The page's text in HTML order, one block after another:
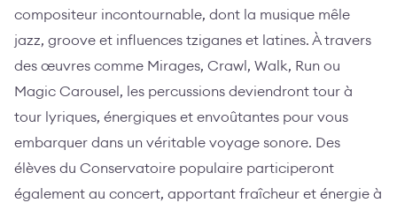
compositeur incontournable, dont la musique mêle
jazz, groove et influences tziganes et latines. À travers
des œuvres comme Mirages, Crawl, Walk, Run ou
Magic Carousel, les percussions deviendront tour à
tour lyriques, énergiques et envoûtantes pour vous
embarquer dans un véritable voyage sonore. Des
élèves du Conservatoire populaire participeront
également au concert, apportant fraîcheur et énergie à